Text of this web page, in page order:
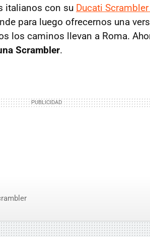
italianos con su Ducati
para luego ofrecernos una
los caminos llevan a Roma.
Scrambler.